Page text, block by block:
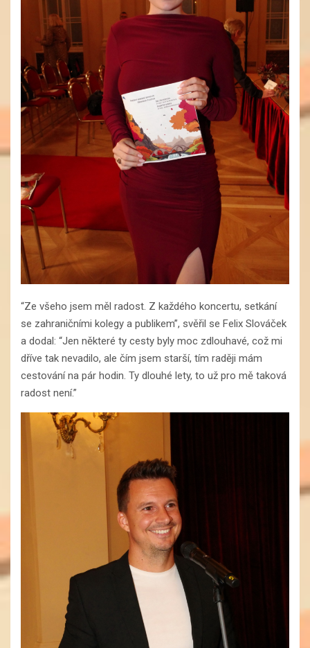
“Ze všeho jsem měl radost. Z každého koncertu, setkání
se zahraničními kolegy a publikem”, svěřil se Felix Slováček
a dodal: “Jen některé ty cesty byly moc zdlouhavé, což mi
dříve tak nevadilo, ale čím jsem starší, tím raději mám
cestování na pár hodin. Ty dlouhé lety, to už pro mě taková
radost není.”